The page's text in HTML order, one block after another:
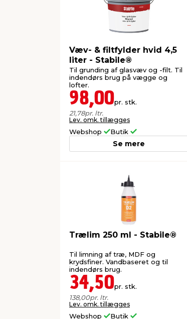
Væv- & filtfylder hvid 4,5
liter - Stabile®
Til grunding af glasvæv og -filt. Til
indendørs brug på vægge og
lofter.
98,00pr. stk.
21,78pr. ltr.
Lev. omk. tillægges
Webshop Butik
Se mere
Trælim 250 ml - Stabile®
Til limning af træ, MDF og
krydsfiner. Vandbaseret og til
indendørs brug.
34,50pr. stk.
138,00pr. ltr.
Lev. omk. tillægges
Webshop Butik